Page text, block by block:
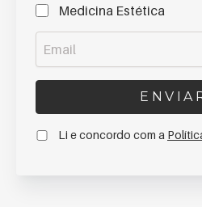
Medicina Estética
Li e concordo com a